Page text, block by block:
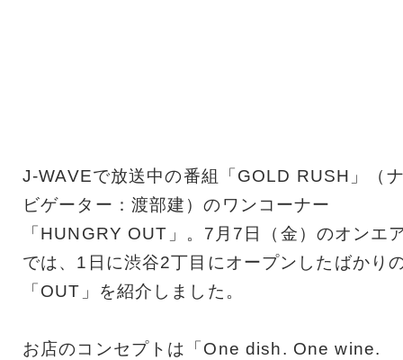
J-WAVEで放送中の番組「GOLD RUSH」（
ビゲーター：渡部建）のワンコーナー
「HUNGRY OUT」。7月7日（金）のオンエ
では、1日に渋谷2丁目にオープンしたばかり
「OUT」を紹介しました。
お店のコンセプトは「One dish. One wine.